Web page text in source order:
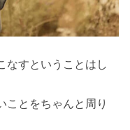
すということはし
ことをちゃんと周り